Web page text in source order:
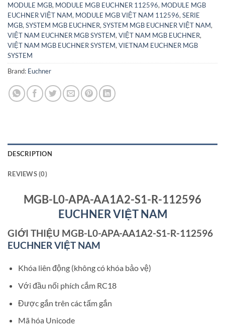
MODULE MGB, MODULE MGB EUCHNER 112596, MODULE MGB
EUCHNER VIỆT NAM, MODULE MGB VIỆT NAM 112596,SERIE
MGB,SYSTEM MGB EUCHNER,SYSTEM MGB EUCHNER VIỆT NAM,
VIỆT NAM EUCHNER MGB SYSTEM,VIỆT NAM MGB EUCHNER,
VIỆT NAM MGB EUCHNER SYSTEM,VIETNAM EUCHNER MGB
SYSTEM
Brand: Euchner
DESCRIPTION
REVIEWS (0)
MGB-L0-APA-AA1A2-S1-R-112596
EUCHNER VIỆT NAM
GIỚI THIỆU MGB-L0-APA-AA1A2-S1-R-112596
EUCHNER VIỆT NAM
Khóa liên động (không có khóa bảo vệ)
Với đầu nối phích cắm RC18
Được gắn trên các tấm gắn
Mã hóa Unicode